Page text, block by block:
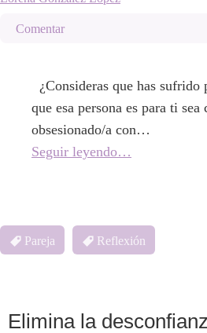
Comentar
¿Consideras que has sufrido
que esa persona es para ti sea
obsesionado/a con…
Seguir leyendo…
Pareja Reflexión
Elimina la